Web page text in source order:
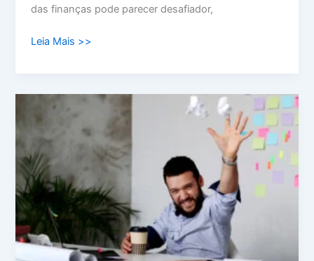
das finanças pode parecer desafiador,
Leia Mais >>
Como
Organizar
Finanças
Pessoais:
Um
Guia
Simples
para
Iniciantes